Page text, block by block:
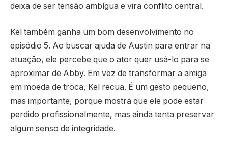
deixa de ser tensão ambígua e vira conflito central.
Kel também ganha um bom desenvolvimento no
episódio 5. Ao buscar ajuda de Austin para entrar na
atuação, ele percebe que o ator quer usá-lo para se
aproximar de Abby. Em vez de transformar a amiga
em moeda de troca, Kel recua. É um gesto pequeno,
mas importante, porque mostra que ele pode estar
perdido profissionalmente, mas ainda tenta preservar
algum senso de integridade.